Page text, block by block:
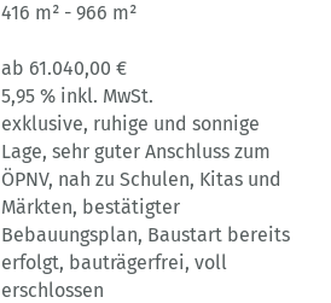
416 m² - 966 m²
ab 61.040,00 €
5,95 % inkl. MwSt.
exklusive, ruhige und sonnige
Lage, sehr guter Anschluss zum
ÖPNV, nah zu Schulen, Kitas und
Märkten, bestätigter
Bebauungsplan, Baustart bereits
erfolgt, bauträgerfrei, voll
erschlossen